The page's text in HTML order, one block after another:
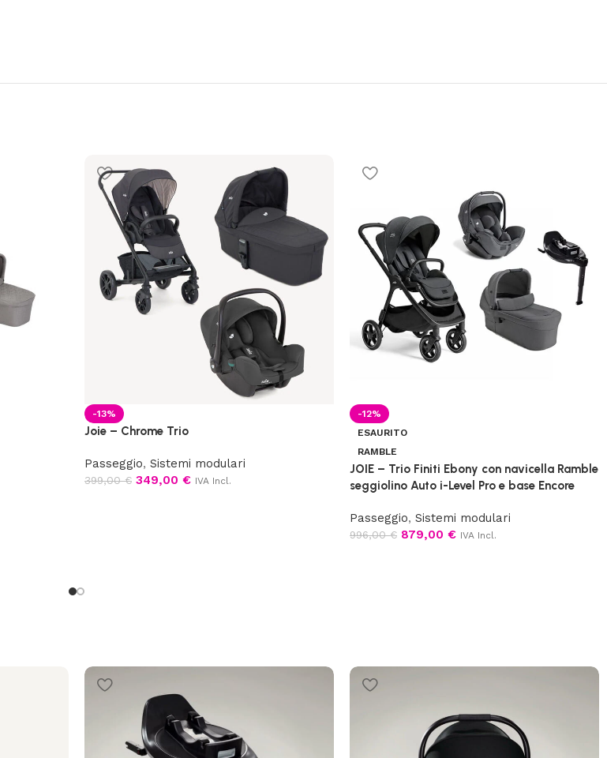
-13%
Joie – Chrome Trio
Passeggio, Sistemi modulari
399,00€ 349,00 € IVA Incl.
-12%
ESAURITO
RAMBLE
JOIE – Trio Finiti Ebony con navicella Ramble
seggiolino Auto i-Level Pro e base Encore
Passeggio, Sistemi modulari
996,00€ 879,00 € IVA Incl.